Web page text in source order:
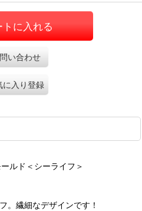
トに入れる
い合わせ
に入り登録
ルド＜シーライフ＞
。繊細なデザインです！